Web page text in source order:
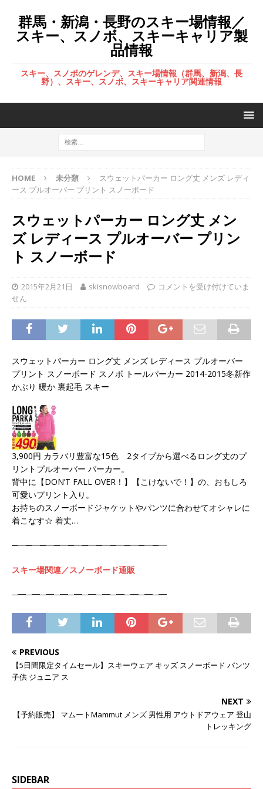
群馬・新潟・長野のスキー場情報／
スキー、スノボ、スキーキャリア製
品情報
スキー、スノボのゲレンデ、スキー場情報（群馬、新潟、長
野）、スキー、スノボ、スキーキャリア関連情報
HOME 未分類
スウェットパーカー ロング丈 メンズ レディ
ース プルオーバー プリント スノーボード
スウェットパーカー ロング丈 メン
ズ レディース プルオーバー プリン
ト スノーボード
2015年2月21日 skisnowboard
コメントを受け付けていま
せん
スウェットパーカー ロング丈 メンズ レディース プルオーバー
プリント スノーボード スノボ トールパーカー 2014-2015冬新作
かぶり 暖か 裏起毛 スキー
3,900円 カラバリ豊富な15色 2タイプから選べるロング丈のプ
リントプルオーバー パーカー。
背中に【DON’T FALL OVER！】【こけないで！】の、おもしろ
可愛いプリント入り。
お持ちのスノーボードジャケットやパンツに合わせてオシャレに
着こなす☆ 着丈…
─━─━─━─━─━─━─━─━─━─━─━
スキー場関連／スノーボード通販
─━─━─━─━─━─━─━─━─━─━─━
PREVIOUS
【5日間限定タイムセール】スキーウェア キッズ スノーボード パンツ
子供 ジュニア ス
NEXT
【予約販売】 マムートMammut メンズ 男性用 アウトドアウェア 登山
トレッキング
SIDEBAR